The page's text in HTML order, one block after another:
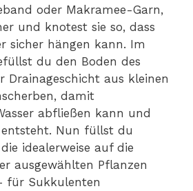
oder Makramee-Garn,
und knotest sie so, dass
sicher hängen kann. Im
du den Boden des
Drainageschicht aus kleinen
damit
abfließen kann und
entsteht. Nun füllst du
idealerweise auf die
ausgewählten Pflanzen
für Sukkulenten